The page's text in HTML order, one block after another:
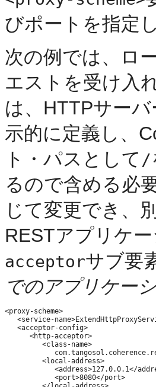
びポートを指定
次の例では、ロ
エストを受け入
は、HTTPサー
示的に定義し、
ト・パスとして /
るので含める必
じて変更でき、
RESTアプリケ
acceptorサブ要
でのアプリケー
<proxy-scheme>
<service-
   <acceptor-config>
      <http-acceptor>
         <class-name>
         <local-address>
<address>127.0.0.1</
            <port>8080</port>